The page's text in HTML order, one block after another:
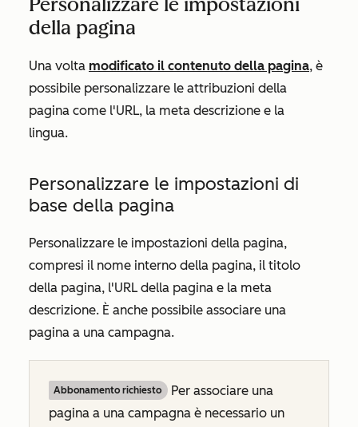
della pagina
Una volta modificato il contenuto della pagina, è
possibile personalizzare le attribuzioni della
pagina come l'URL, la meta descrizione e la
lingua.
Personalizzare le impostazioni di
base della pagina
Personalizzare le impostazioni della pagina,
compresi il nome interno della pagina, il titolo
della pagina, l'URL della pagina e la meta
descrizione. È anche possibile associare una
pagina a una campagna.
Abbonamento richiesto
Per associare una
pagina a una campagna è necessario un